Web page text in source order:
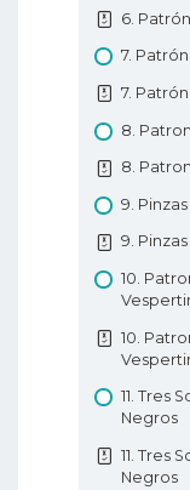
12.
6.
7.
7.
8.
8.
9.
9.
10.
10.
11. Tres
Negros
11. Tres
Negros